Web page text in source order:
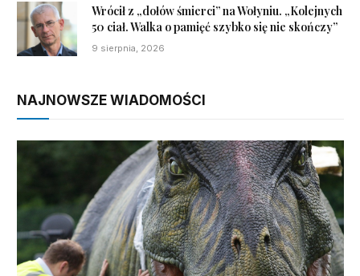
Wrócił z „dołów śmierci” na Wołyniu. „Kolejnych
50 ciał. Walka o pamięć szybko się nie skończy”
9 sierpnia, 2026
NAJNOWSZE WIADOMOŚCI